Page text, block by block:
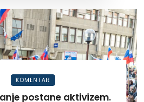
KOMENTAR
postane aktivizem.